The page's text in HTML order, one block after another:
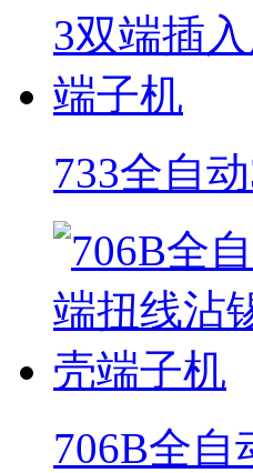
733全自
706B全